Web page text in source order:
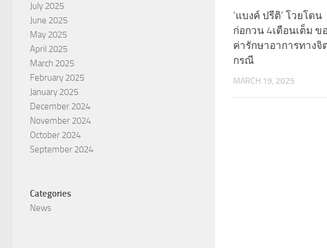
‘แบงค์ ปรีติ’ โวยโดน
ก่อกวน 4เดือนเต็ม ข
ค่ารักษาอาการทางจิ
กรณี
MARCH 19, 2025
July 2025
June 2025
May 2025
April 2025
March 2025
February 2025
January 2025
December 2024
November 2024
October 2024
September 2024
Categories
News